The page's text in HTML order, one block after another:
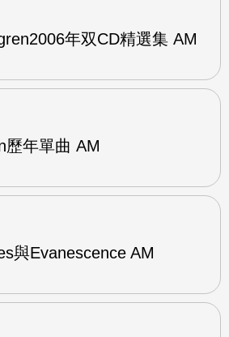
年双CD精選集 AM
歷年單曲 AM
與Evanescence AM